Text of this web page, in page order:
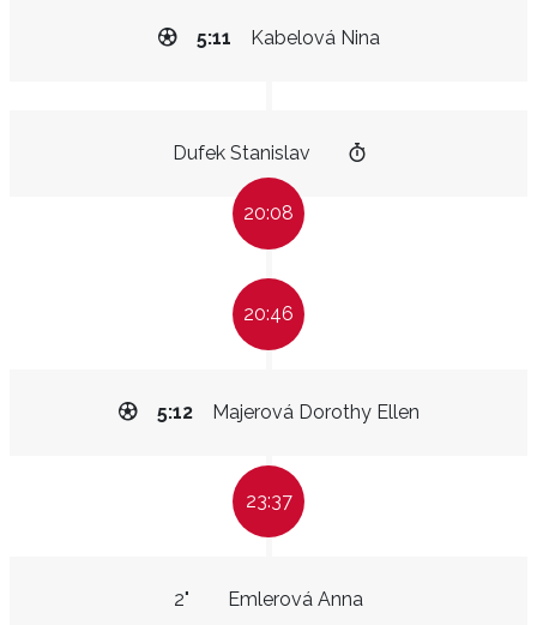
Kabelová Nina
5:11
Dufek Stanislav
20:08
20:46
Majerová Dorothy Ellen
5:12
23:37
Emlerová Anna
2"